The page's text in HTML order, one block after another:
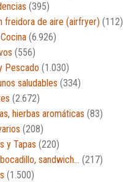
(395)
freidora de aire (airfryer) (112)
(6.926)
(556)
Pescado (1.030)
saludables (334)
(2.672)
hierbas aromáticas (83)
(208)
y Tapas (220)
sandwich… (217)
(1.500)